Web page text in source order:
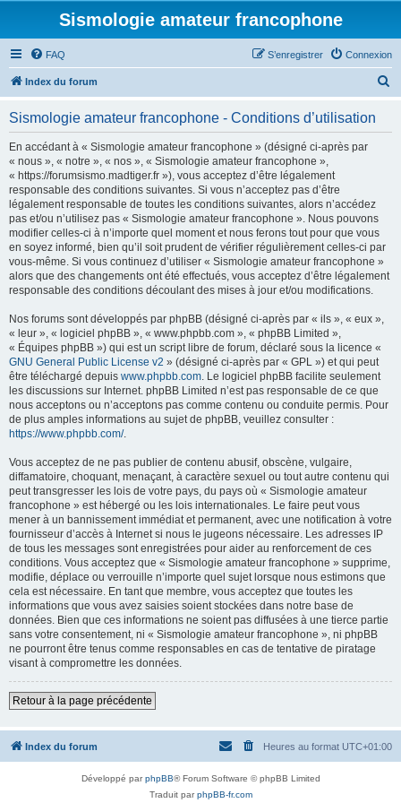
Sismologie amateur francophone
FAQ Connexion
S’enregistrer
Index du forum
Sismologie amateur francophone - Conditions d’utilisation
En accédant à « Sismologie amateur francophone » (désigné ci-après par
« nous », « notre », « nos », « Sismologie amateur francophone »,
« https://forumsismo.madtiger.fr »), vous acceptez d’être légalement
responsable des conditions suivantes. Si vous n’acceptez pas d’être
légalement responsable de toutes les conditions suivantes, alors n’accédez
pas et/ou n’utilisez pas « Sismologie amateur francophone ». Nous pouvons
modifier celles-ci à n’importe quel moment et nous ferons tout pour que vous
en soyez informé, bien qu’il soit prudent de vérifier régulièrement celles-ci par
vous-même. Si vous continuez d’utiliser « Sismologie amateur francophone »
alors que des changements ont été effectués, vous acceptez d’être légalement
responsable des conditions découlant des mises à jour et/ou modifications.
Nos forums sont développés par phpBB (désigné ci-après par « ils », « eux »,
« leur », « logiciel phpBB », « www.phpbb.com », « phpBB Limited »,
« Équipes phpBB ») qui est un script libre de forum, déclaré sous la licence «
GNU General Public License v2 » (désigné ci-après par « GPL ») et qui peut
être téléchargé depuis www.phpbb.com. Le logiciel phpBB facilite seulement
les discussions sur Internet. phpBB Limited n’est pas responsable de ce que
nous acceptons ou n’acceptons pas comme contenu ou conduite permis. Pour
de plus amples informations au sujet de phpBB, veuillez consulter :
https://www.phpbb.com/.
Vous acceptez de ne pas publier de contenu abusif, obscène, vulgaire,
diffamatoire, choquant, menaçant, à caractère sexuel ou tout autre contenu qui
peut transgresser les lois de votre pays, du pays où « Sismologie amateur
francophone » est hébergé ou les lois internationales. Le faire peut vous
mener à un bannissement immédiat et permanent, avec une notification à votre
fournisseur d’accès à Internet si nous le jugeons nécessaire. Les adresses IP
de tous les messages sont enregistrées pour aider au renforcement de ces
conditions. Vous acceptez que « Sismologie amateur francophone » supprime,
modifie, déplace ou verrouille n’importe quel sujet lorsque nous estimons que
cela est nécessaire. En tant que membre, vous acceptez que toutes les
informations que vous avez saisies soient stockées dans notre base de
données. Bien que ces informations ne soient pas diffusées à une tierce partie
sans votre consentement, ni « Sismologie amateur francophone », ni phpBB
ne pourront être tenus comme responsables en cas de tentative de piratage
visant à compromettre les données.
Retour à la page précédente
Index du forum Heures au format UTC+01:00
Développé parphpBB® Forum Software © phpBB Limited
Traduit parphpBB-fr.com